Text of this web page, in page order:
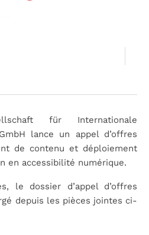
für Internationale
lance un appel d’offres
de contenu et déploiement
en accessibilité numérique.
le dossier d’appel d’offres
depuis les pièces jointes ci-